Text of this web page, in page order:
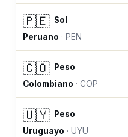
🇵🇪 Sol
Peruano · PEN
🇨🇴
Peso
Colombiano ·COP
🇺🇾
Peso
Uruguayo ·UYU